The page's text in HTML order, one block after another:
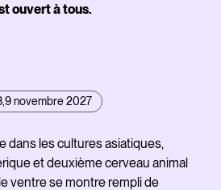
ouvert à tous.
novembre 2027
dans les cultures asiatiques,
et deuxième cerveau animal
ventre se montre rempli de